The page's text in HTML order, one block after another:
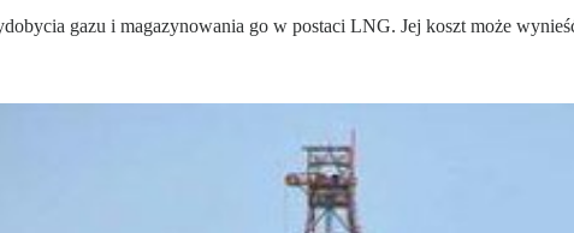
gazu i magazynowania go w postaci LNG. Jej koszt może